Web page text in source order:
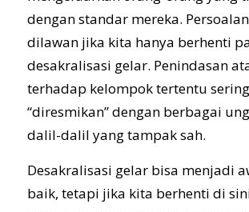
dengan standar mereka.
dilawan jika kita hanya berhenti
desakralisasi gelar. Penindasan
terhadap kelompok tertentu
“diresmikan” dengan berbagai
dalil-dalil yang tampak sah.
Desakralisasi gelar bisa menjadi
baik, tetapi jika kita berhenti di